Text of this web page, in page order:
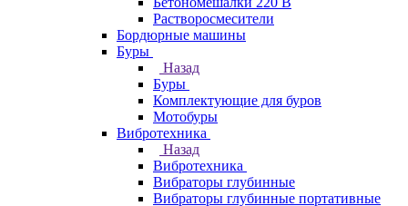
Растворосмесители
Бордюрные машины
Буры
Назад
Буры
Комплектующие для буров
Мотобуры
Вибротехника
Назад
Вибротехника
Вибраторы глубинные
Вибраторы глубинные портативные